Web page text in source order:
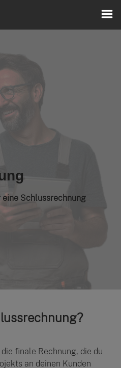
eine Schlussrechnung
finale Rechnung, die du
an deinen Kunden